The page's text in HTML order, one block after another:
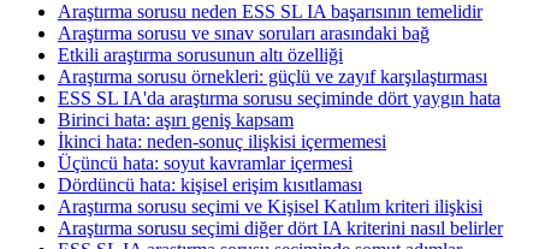
Araştırma sorusu neden ESS SL IA başarısının temelidir
Araştırma sorusu ve sınav soruları arasındaki bağ
Etkili araştırma sorusunun altı özelliği
Araştırma sorusu örnekleri: güçlü ve zayıf karşılaştırması
ESS SL IA'da araştırma sorusu seçiminde dört yaygın hata
Birinci hata: aşırı geniş kapsam
İkinci hata: neden-sonuç ilişkisi içermemesi
Üçüncü hata: soyut kavramlar içermesi
Dördüncü hata: kişisel erişim kısıtlaması
Araştırma sorusu seçimi ve Kişisel Katılım kriteri ilişkisi
Araştırma sorusu seçimi diğer dört IA kriterini nasıl belirler